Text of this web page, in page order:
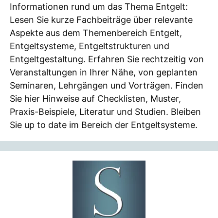
Informationen rund um das Thema Entgelt:
Lesen Sie kurze Fachbeiträge über relevante
Aspekte aus dem Themenbereich Entgelt,
Entgeltsysteme, Entgeltstrukturen und
Entgeltgestaltung. Erfahren Sie rechtzeitig von
Veranstaltungen in Ihrer Nähe, von geplanten
Seminaren, Lehrgängen und Vorträgen. Finden
Sie hier Hinweise auf Checklisten, Muster,
Praxis-Beispiele, Literatur und Studien. Bleiben
Sie up to date im Bereich der Entgeltsysteme.